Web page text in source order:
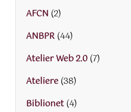
AFCN (2)
ANBPR(44)
Atelier Web 2.0(7)
Ateliere(38)
Biblionet(4)